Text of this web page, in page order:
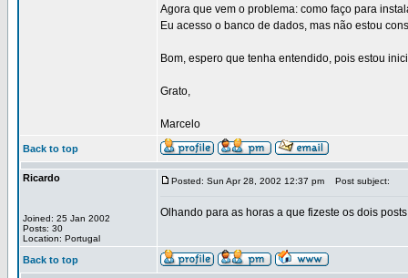
Agora que vem o problema: como faço para
Eu acesso o banco de dados, mas não estou
Bom, espero que tenha entendido, pois estou
Grato,
Marcelo
Back to top
Ricardo
Joined: 25 Jan 2002
Posts: 30
Location: Portugal
Posted: Sun Apr 28, 2002 12:37 pm Post subject:
Olhando para as horas a que fizeste os dois
Back to top